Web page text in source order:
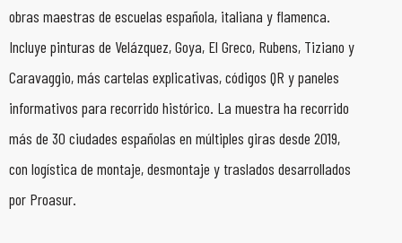
obras maestras de escuelas española, italiana y flamenca.
Incluye pinturas de Velázquez, Goya, El Greco, Rubens, Tiziano y
Caravaggio, más cartelas explicativas, códigos QR y paneles
informativos para recorrido histórico. La muestra ha recorrido
más de 30 ciudades españolas en múltiples giras desde 2019,
con logística de montaje, desmontaje y traslados desarrollados
por Proasur.